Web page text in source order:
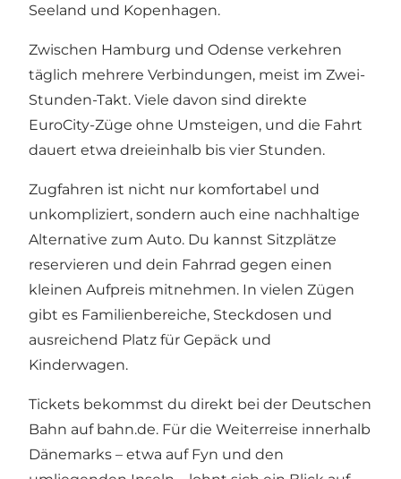
Seeland und Kopenhagen.
Zwischen Hamburg und Odense verkehren
täglich mehrere Verbindungen, meist im Zwei-
Stunden-Takt. Viele davon sind direkte
EuroCity-Züge ohne Umsteigen, und die Fahrt
dauert etwa dreieinhalb bis vier Stunden.
Zugfahren ist nicht nur komfortabel und
unkompliziert, sondern auch eine nachhaltige
Alternative zum Auto. Du kannst Sitzplätze
reservieren und dein Fahrrad gegen einen
kleinen Aufpreis mitnehmen. In vielen Zügen
gibt es Familienbereiche, Steckdosen und
ausreichend Platz für Gepäck und
Kinderwagen.
Tickets bekommst du direkt bei der Deutschen
Bahn auf bahn.de. Für die Weiterreise innerhalb
Dänemarks – etwa auf Fyn und den